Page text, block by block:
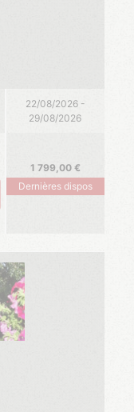
22/08/2026 -
29/08/2026
1 799,00
Dernières dispos